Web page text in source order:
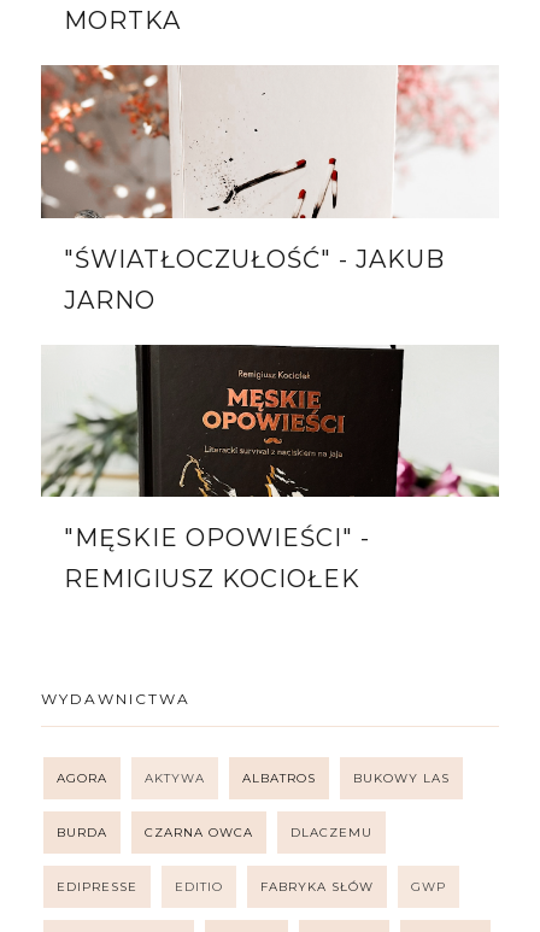
MORTKA
"ŚWIATŁOCZUŁOŚĆ" - JAKUB
JARNO
"MĘSKIE OPOWIEŚCI" -
REMIGIUSZ KOCIOŁEK
WYDAWNICTWA
AGORA AKTYWA ALBATROS BUKOWY LAS
BURDA CZARNA OWCA DLACZEMU
EDIPRESSE EDITIO FABRYKA SŁÓW GWP